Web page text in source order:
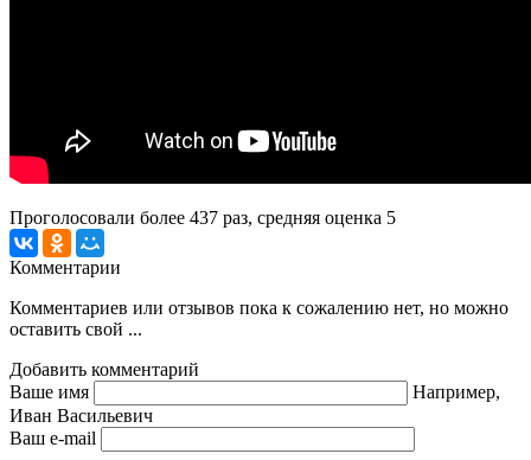
Проголосовали более 437 раз, средняя оценка 5
Комментарии
Комментариев или отзывов пока к сожалению нет, но можно
оставить свой ...
Добавить комментарий
Ваше имя
Например,
Иван Васильевич
Ваш e-mail